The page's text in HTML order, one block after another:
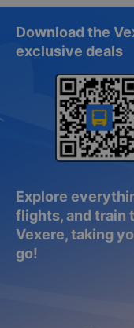
Download the
exclusive deals
Explore
flights, and train
Vexere, taking
go!